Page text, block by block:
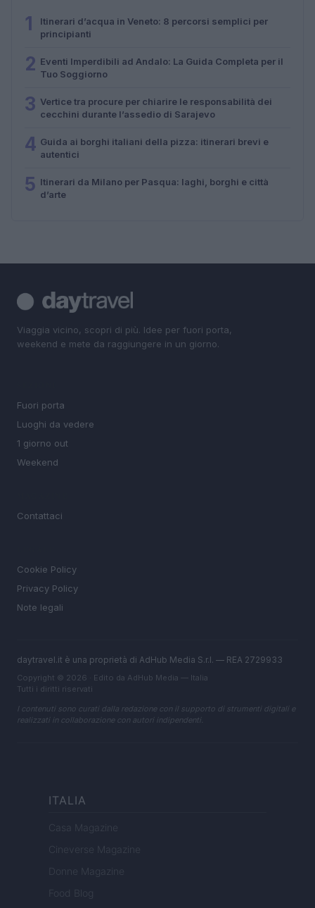
1
Itinerari d’acqua in Veneto: 8 percorsi semplici per
principianti
2 Eventi Imperdibili ad Andalo: La Guida Completa per il
Tuo Soggiorno
3 Vertice tra procure per chiarire le responsabilità dei
cecchini durante l’assedio di Sarajevo
4 Guida ai borghi italiani della pizza: itinerari brevi e
autentici
5 Itinerari da Milano per Pasqua: laghi, borghi e città
d’arte
Viaggia vicino, scopri di più. Idee per fuori porta,
weekend e mete da raggiungere in un giorno.
Fuori porta
Luoghi da vedere
1 giorno out
Weekend
Contattaci
Cookie Policy
Privacy Policy
Note legali
daytravel.it è una proprietà di AdHub Media S.r.l. — REA 2729933
Copyright © 2026 · Edito da AdHub Media — Italia
Tutti i diritti riservati
I contenuti sono curati dalla redazione con il supporto di strumenti digitali e
realizzati in collaborazione con autori indipendenti.
ITALIA
Casa Magazine
Cineverse Magazine
Donne Magazine
Food Blog